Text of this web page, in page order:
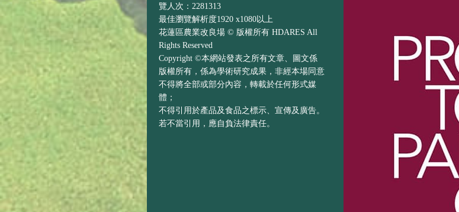
覽人次：2281313
最佳瀏覽解析度1920 x1080以上
花蓮區農業改良場 © 版權所有 HDARES All
Rights Reserved
Copyright ©本網站發表之所有文章、圖文係
版權所有，係為學術研究成果，非經本場同意
不得將全部或部分內容，轉載於任何形式媒
體；
不得引用於產品及食品之標示、宣傳及廣告。
若不當引用，應自負法律責任。